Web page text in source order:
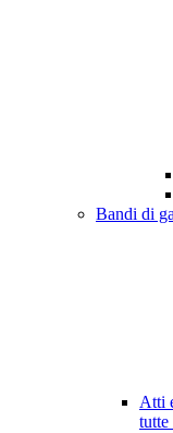
Bandi di
Atti
tutte